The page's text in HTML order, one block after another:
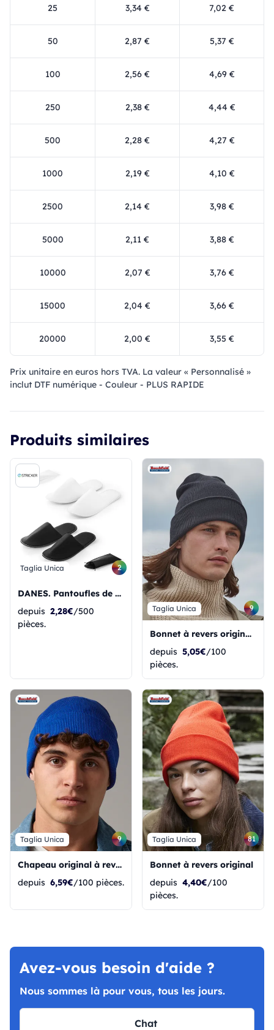
25 3,34 € 7,02 €
50 2,87 € 5,37 €
100 2,56 € 4,69 €
250 2,38 € 4,44 €
500 2,28 € 4,27 €
1000 2,19 € 4,10 €
2500 2,14 € 3,98 €
5000 2,11 € 3,88 €
10000 2,07 € 3,76 €
15000 2,04 € 3,66 €
20000 2,00 € 3,55 €
Prix ​​unitaire en euros hors TVA. La valeur « Personnalisé »
inclut DTF numérique - Couleur - PLUS RAPIDE
Produits similaires
Taglia Unica 2
DANES. Pantoufles de chambre unisexes en polyester.
depuis 2,28€/500
pièces.
Taglia Unica 9
Bonnet à revers original recyclé
depuis 5,05€/100
pièces.
Taglia Unica 9
Chapeau original à revers en coton biologique
depuis 6,59€/100 pièces.
Taglia Unica 81
Bonnet à revers original
depuis 4,40€/100
pièces.
Avez-vous besoin d'aide ?
Nous sommes là pour vous, tous les jours.
Chat